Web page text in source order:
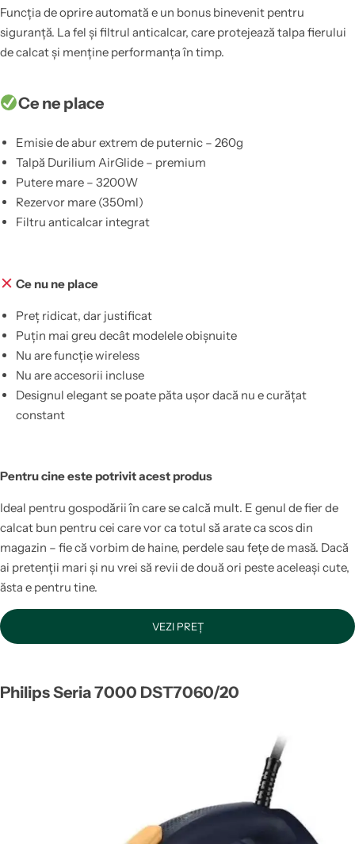
Funcția de oprire automată e un bonus binevenit pentru
siguranță. La fel și filtrul anticalcar, care protejează talpa fierului
de calcat și menține performanța în timp.
Ce ne place
Emisie de abur extrem de puternic – 260g
Talpă Durilium AirGlide – premium
Putere mare – 3200W
Rezervor mare (350ml)
Filtru anticalcar integrat
Ce nu ne place
Preț ridicat, dar justificat
Puțin mai greu decât modelele obișnuite
Nu are funcție wireless
Nu are accesorii incluse
Designul elegant se poate păta ușor dacă nu e curățat
constant
Pentru cine este potrivit acest produs
Ideal pentru gospodării în care se calcă mult. E genul de fier de
calcat bun pentru cei care vor ca totul să arate ca scos din
magazin – fie că vorbim de haine, perdele sau fețe de masă. Dacă
ai pretenții mari și nu vrei să revii de două ori peste aceleași cute,
ăsta e pentru tine.
VEZI PREȚ
Philips Seria 7000 DST7060/20